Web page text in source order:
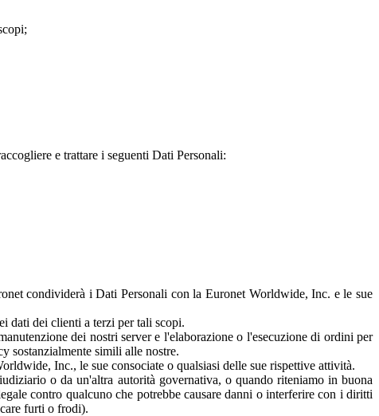
e trattare i seguenti Dati Personali:
condividerà i Dati Personali con la Euronet Worldwide, Inc. e le sue
dati dei clienti a terzi per tali scopi.
dei nostri server e l'elaborazione o l'esecuzione di ordini per
sostanzialmente simili alle nostre.
Inc., le sue consociate o qualsiasi delle sue rispettive attività.
o da un'altra autorità governativa, o quando riteniamo in buona
contro qualcuno che potrebbe causare danni o interferire con i diritti
furti o frodi).